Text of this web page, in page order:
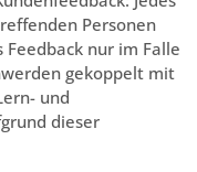
Personen
nur im Falle
gekoppelt mit
und
dieser